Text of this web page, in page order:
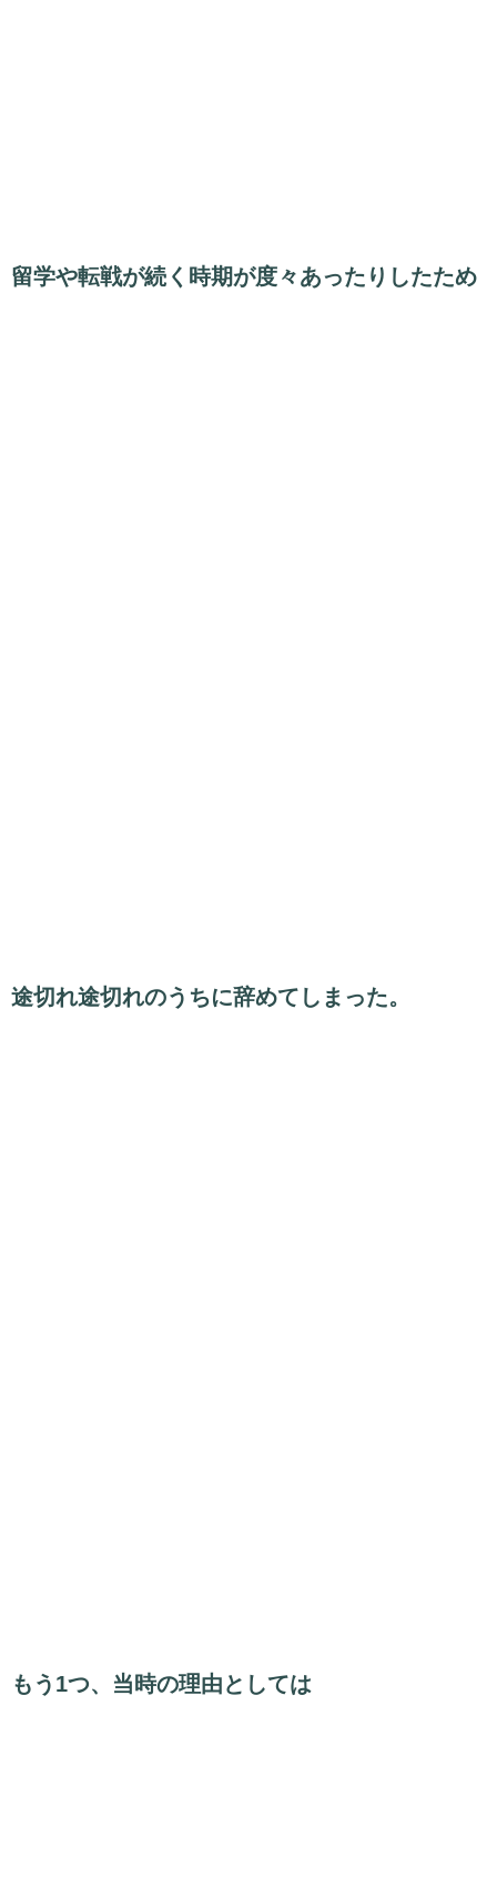
留学や転戦が続く時期が度々あったりしたため
途切れ途切れのうちに辞めてしまった。
もう1つ、当時の理由としては